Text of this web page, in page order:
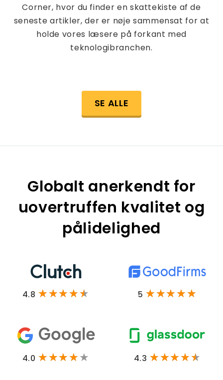
Corner, hvor du finder en skattekiste af de
seneste artikler, der er nøje sammensat for at
holde vores læsere på forkant med
teknologibranchen.
SE ALLE
Globalt anerkendt for
uovertruffen kvalitet og
pålidelighed
4.8 5
4.0 4.3